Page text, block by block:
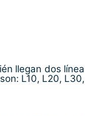
llegan dos
L10, L20,